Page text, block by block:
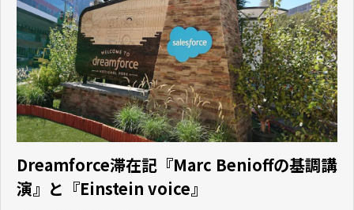
Dreamforce滞在記『Marc Benioffの基調講
演』と『Einstein voice』